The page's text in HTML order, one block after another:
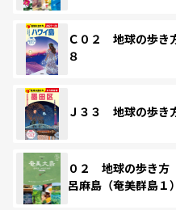
Ｃ０２ 地球の歩き
８
Ｊ３３ 地球の歩
０２ 地球の歩き
呂麻島（奄美群島